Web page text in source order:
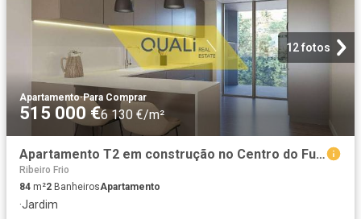
12 fotos
Apartamento·Para Comprar
515 000 €6 130 €/m²
Apartamento T2 em construção no Centro do Funchal 515.000. 84m² Santa Luzia Funchal
Ribeiro Frio
84 m²2 BanheirosApartamento
·Jardim